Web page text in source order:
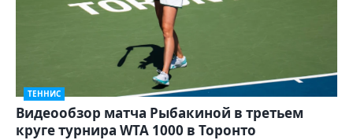
ТЕННИС
Видеообзор матча Рыбакиной в третьем
круге турнира WTA 1000 в Торонто